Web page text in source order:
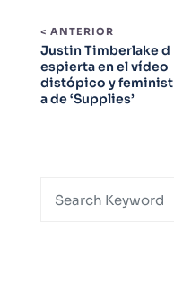
< ANTERIOR
Justin Timberlake d
espierta en el vídeo
distópico y feminist
a de ‘Supplies’